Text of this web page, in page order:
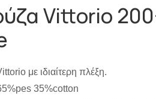
Vittorio
με ιδιαίτερη πλέξη.
35%cotton